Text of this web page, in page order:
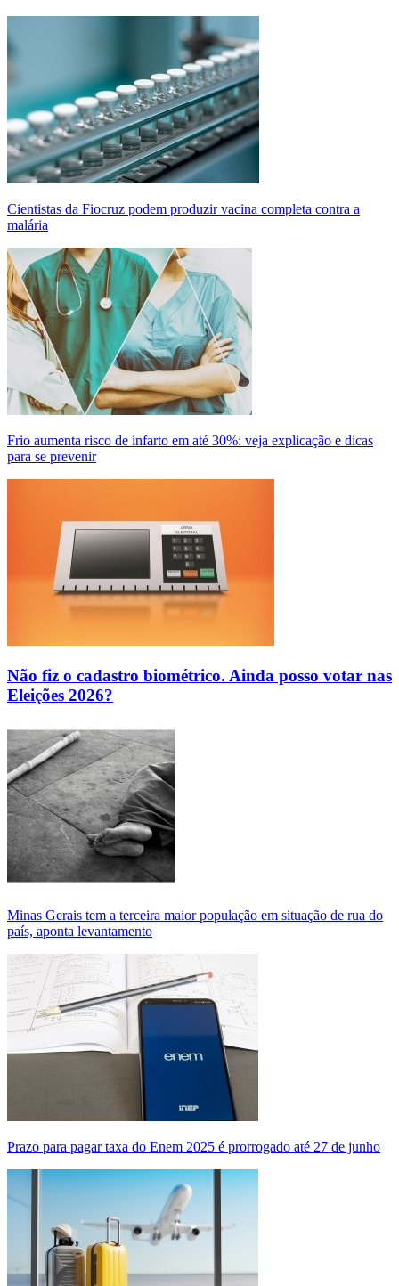
Cientistas da Fiocruz podem produzir vacina completa contra a
malária
Frio aumenta risco de infarto em até 30%: veja explicação e dicas
para se prevenir
Não fiz o cadastro biométrico. Ainda posso votar nas
Eleições 2026?
Minas Gerais tem a terceira maior população em situação de rua do
país, aponta levantamento
Prazo para pagar taxa do Enem 2025 é prorrogado até 27 de junho